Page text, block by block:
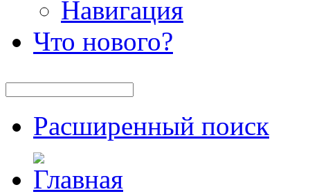
Навигация
Что нового?
Расширенный поиск